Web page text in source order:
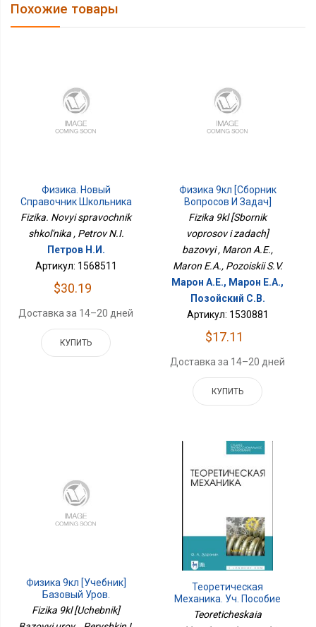
Похожие товары
Физика. Новый
Справочник Школьника
Fizika. Novyi spravochnik
shkol'nika , Petrov N.I.
Петров Н.И.
Артикул: 1568511
$30.19
Доставка за 14–20 дней
КУПИТЬ
Физика 9кл [Сборник
Вопросов И Задач]
Базовый
Fizika 9kl [Sbornik
voprosov i zadach]
bazovyi , Maron A.E.,
Maron E.A., Pozoiskii S.V.
Марон А.Е., Марон Е.А.,
Позойский С.В.
Артикул: 1530881
$17.11
Доставка за 14–20 дней
КУПИТЬ
Физика 9кл [Учебник]
Базовый Уров.
Fizika 9kl [Uchebnik]
Теоретическая
Механика. Уч. Пособие
Teoreticheskaia